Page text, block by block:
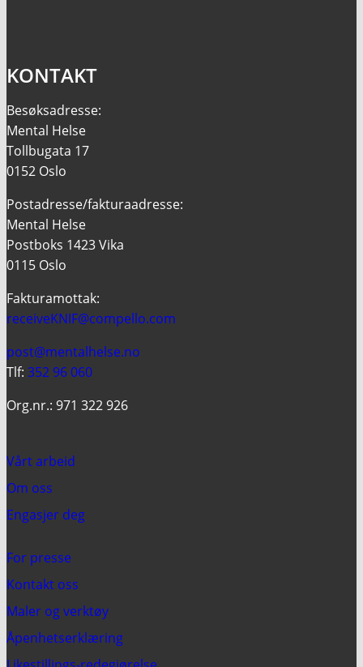
KONTAKT
Besøksadresse:
Mental Helse
Tollbugata 17
0152 Oslo
Postadresse/fakturaadresse:
Mental Helse
Postboks 1423 Vika
0115 Oslo
Fakturamottak:
receiveKNIF@compello.com
post@mentalhelse.no
Tlf: 352 96 060
Org.nr.: 971 322 926
Vårt arbeid
Om oss
Engasjer deg
For presse
Kontakt oss
Maler og verktøy
Åpenhetserklæring